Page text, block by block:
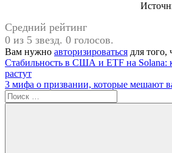
Средний рейтинг
0 из 5 звезд. 0 голосов.
Вам нужно авторизироваться для того,
Навигация
по
записям
Предыдущая
запись:
Стабильность в США и ETF на Solana:
растут
Следующая
запись:
3 мифа о призвании, которые мешают
Поиск
для: